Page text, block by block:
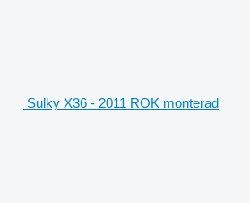
Sulky X36 - 2011 ROK monterad